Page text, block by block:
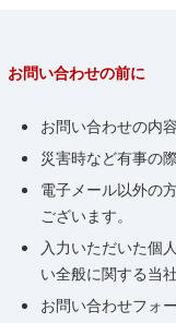
お問い合わせの前に
お問い合わせの内
災害時など有事の
電子メール以外の
ございます。
入力いただいた個
い全般に関する当
お問い合わせフォ